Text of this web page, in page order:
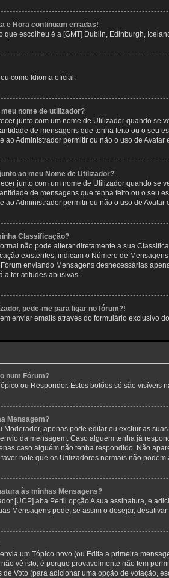
e Hora continuam erradas!
que escolheu é a [GMT] Dublin, Edinburgh,
como Idioma oficial.
nome de utilizador?
junto com um nome de Utilizador quando se
de mensagens que tenha feito ou o seu
ao Administrador permitir ou não o uso de
ao meu Nome de Utilizador?
junto com um nome de Utilizador quando se
de mensagens que tenha feito ou o seu
ao Administrador permitir ou não o uso de
Classificação?
não pode alterar diretamente a sua
existentes, indicam o Número de
enviando Mensagens desnecessárias
a ter atitudes abusivas.
pede-me para ligar no fórum?!
enviar emails através do formulário exclusivo
num Fórum?
ou Responder. Estes botões só são visíveis
Mensagem?
Moderador, apenas pode editar ou excluir as
da mensagem. Caso alguém tenha já
caso alguém não tenha respondido. Não
note que os Utilizadores normais não
às minhas Mensagens?
[UCP] aba Perfil opção A sua assinatura, e
Mensagens pode, se assim o desejar,
um Tópico novo (ou Edita a primeira
vê isto, é porque provavelmente não tem
Voto (para adicionar uma opção de votação,